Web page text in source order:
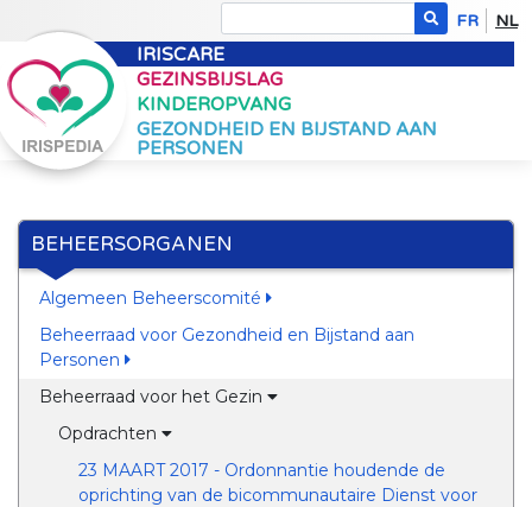
FR NL
IRISCARE
GEZINSBIJSLAG
KINDEROPVANG
GEZONDHEID EN BIJSTAND AAN
PERSONEN
BEHEERSORGANEN
Algemeen Beheerscomité
Beheerraad voor Gezondheid en Bijstand aan
Personen
Beheerraad voor het Gezin
Opdrachten
23 MAART 2017 - Ordonnantie houdende de
oprichting van de bicommunautaire Dienst voor